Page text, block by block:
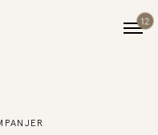
12